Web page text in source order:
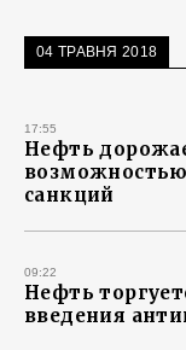
04 ТРАВНЯ 2018
17:55
Нефть
санкций
09:22
Нефть
введения